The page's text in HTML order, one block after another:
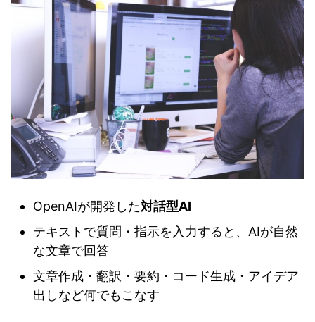
OpenAIが開発した対話型AI
テキストで質問・指示を入力すると、AIが自然
な文章で回答
文章作成・翻訳・要約・コード生成・アイデア
出しなど何でもこなす